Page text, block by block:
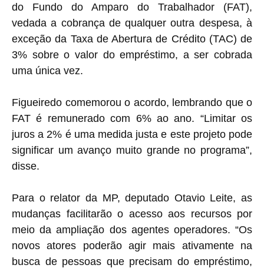
do Fundo do Amparo do Trabalhador (FAT),
vedada a cobrança de qualquer outra despesa, à
exceção da Taxa de Abertura de Crédito (TAC) de
3% sobre o valor do empréstimo, a ser cobrada
uma única vez.
Figueiredo comemorou o acordo, lembrando que o
FAT é remunerado com 6% ao ano. “Limitar os
juros a 2% é uma medida justa e este projeto pode
significar um avanço muito grande no programa”,
disse.
Para o relator da MP, deputado Otavio Leite, as
mudanças facilitarão o acesso aos recursos por
meio da ampliação dos agentes operadores. “Os
novos atores poderão agir mais ativamente na
busca de pessoas que precisam do empréstimo,